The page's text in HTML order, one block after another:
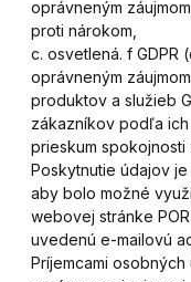
oprávneným
proti nárokom,
c. osvetlená. f GDPR
oprávneným
produktov a služieb
zákazníkov podľa
prieskum spokojnosti
Poskytnutie údajov
aby bolo možné
webovej stránke
uvedenú e-mailovú
Príjemcami